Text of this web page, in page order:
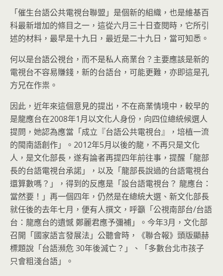
「催生台語公共電視台聯盟」是個新的組織，也是維基百
科最新增加的條目之一，這從六月三十日查閱時，它所引
述的材料，最早是十九日，最近是二十九日，當可知悉。
何以是台語公視台，而不是私人商業台？主要應該是新的
電視台不容易賺錢，新的台語台，可能更難，亦即這是孔
方兄在作祟。
因此，近年來這個意見的提出，不在商業情境中，較早的
是龍應台在2008年1月以文化人身份，向四位總統候選人
提問，她認為應當「成立『台語公共電視台』，培植一流
的閩南語創作」。2012年5月以後的龍，不再只是文化
人，是文化部長，遂有論者再提四年前往事，提醒「龍部
長的台語電視台承諾」，以及「龍部長說過的台語電視台
還算數嗎？」，得到的反應是「設台語電視台？ 龍應台：
當然要！」再一個四年，仍然是在總統大選、新文化部長
就任後的去年七月，便有人撰文，呼籲「公視南部台/台語
台：龍應台的遺憾 鄭麗君應予彌補」。今年3月，文化部
召開「國家語言發展法」公聽會時，《聯合報》頭版顯赫
標題說「台語瀕危 30年後滅亡？」、「多數台北市孩子
只會粗淺台語」。